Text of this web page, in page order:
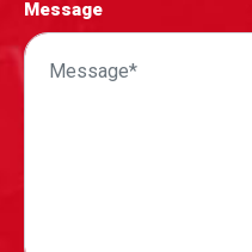
Message